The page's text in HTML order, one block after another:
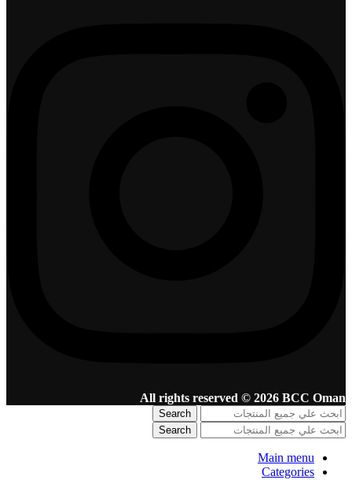
All rights reserved © 2026 BCC Oman
Search
Search
Main menu
Categories